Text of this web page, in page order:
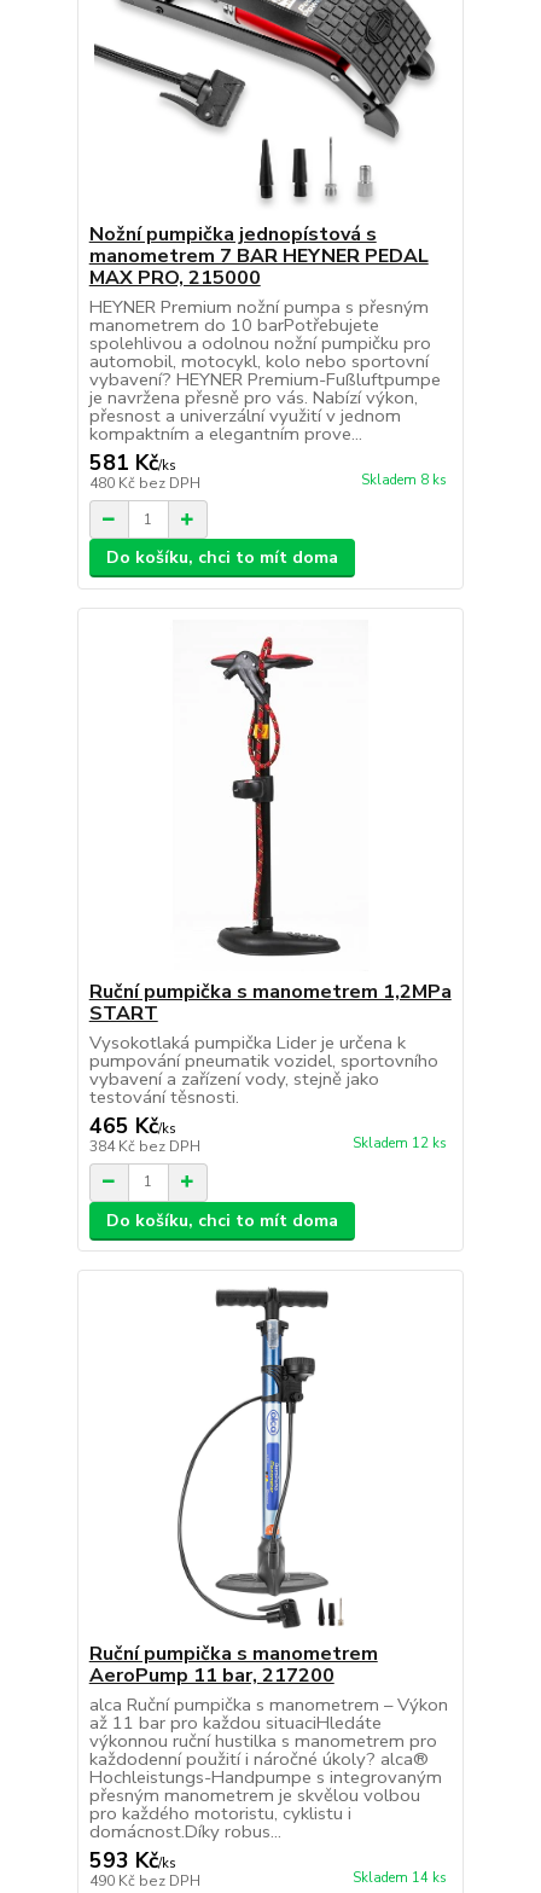
Nožní pumpička jednopístová s
manometrem 7 BAR HEYNER PEDAL
MAX PRO, 215000
HEYNER Premium nožní pumpa s přesným
manometrem do 10 barPotřebujete
spolehlivou a odolnou nožní pumpičku pro
automobil, motocykl, kolo nebo sportovní
vybavení? HEYNER Premium-Fußluftpumpe
je navržena přesně pro vás. Nabízí výkon,
přesnost a univerzální využití v jednom
kompaktním a elegantním prove...
581 Kč/ks
480 Kč bez DPH Skladem 8 ks
Do košíku, chci to mít doma
Ruční pumpička s manometrem 1,2MPa
START
Vysokotlaká pumpička Lider je určena k
pumpování pneumatik vozidel, sportovního
vybavení a zařízení vody, stejně jako
testování těsnosti.
465 Kč/ks
384 Kč bez DPH Skladem 12 ks
Do košíku, chci to mít doma
Ruční pumpička s manometrem
AeroPump 11 bar, 217200
alca Ruční pumpička s manometrem – Výkon
až 11 bar pro každou situaciHledáte
výkonnou ruční hustilka s manometrem pro
každodenní použití i náročné úkoly? alca®
Hochleistungs-Handpumpe s integrovaným
přesným manometrem je skvělou volbou
pro každého motoristu, cyklistu i
domácnost.Díky robus...
593 Kč/ks
490 Kč bez DPH Skladem 14 ks